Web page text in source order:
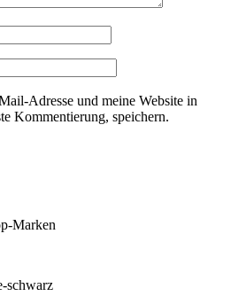
Adresse und meine Website in
Kommentierung, speichern.